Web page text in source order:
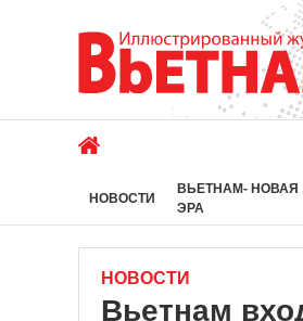
НОВОСТИ
ВЬЕТНАМ- НОВАЯ
ЭРА
НОВОСТИ
Вьетнам